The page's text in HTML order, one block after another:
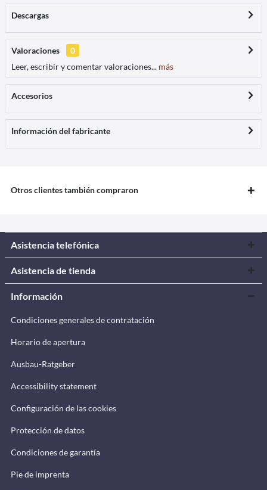
Descargas
Valoraciones
0
Leer, escribir y comentar valoraciones... más
Accesorios
Información del fabricante
Otros clientes también compraron
Asistencia telefónica
Asistencia de tienda
Información
Condiciones generales de contratación
Horario de apertura
Ausbau-Ratgeber
Accessibility statement
Configuración de las cookies
Protección de datos
Condiciones de garantía
Pie de imprenta